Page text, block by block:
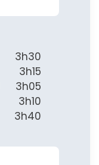
3h30
3h15
3h05
3h10
3h40